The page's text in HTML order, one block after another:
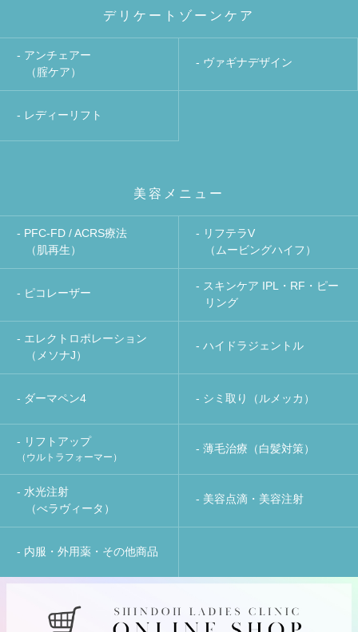
デリケートゾーンケア
- アンチェアー
（腟ケア）
- ヴァギナデザイン
- レディーリフト
美容メニュー
- PFC-FD / ACRS療法
（肌再生）
- リフテラV
（ムービングハイフ）
- ピコレーザー
- スキンケア IPL・RF・ピー
リング
- エレクトロポレーション
（メソナJ）
- ハイドラジェントル
- ダーマペン4 - シミ取り（ルメッカ）
- リフトアップ
（ウルトラフォーマー）
- 薄毛治療（白髪対策）
- 水光注射
（べラヴィータ）
- 美容点滴・美容注射
- 内服・外用薬・その他商品